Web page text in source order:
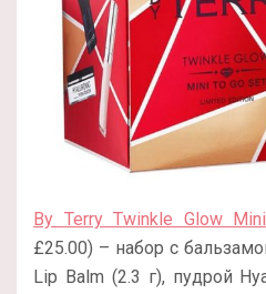
By Terry Twinkle Glow
£25.00) – набор с
Lip Balm (2.3 г), пудрой